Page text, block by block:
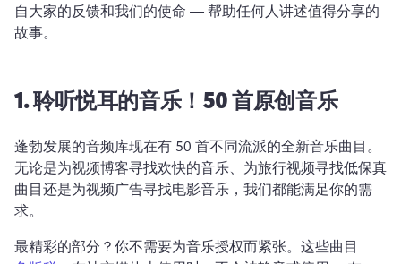
自大家的反馈和我们的使命 — 帮助任何人讲述值得分享的
故事。
1. 聆听悦耳的音乐！50 首原创音乐
蓬勃发展的音频库现在有 50 首不同流派的全新音乐曲目。
无论是为视频博客寻找欢快的音乐、为旅行视频寻找低保真
曲目还是为视频广告寻找电影音乐，我们都能满足你的需
求。
最精彩的部分？你不需要为音乐授权而紧张。这些曲目